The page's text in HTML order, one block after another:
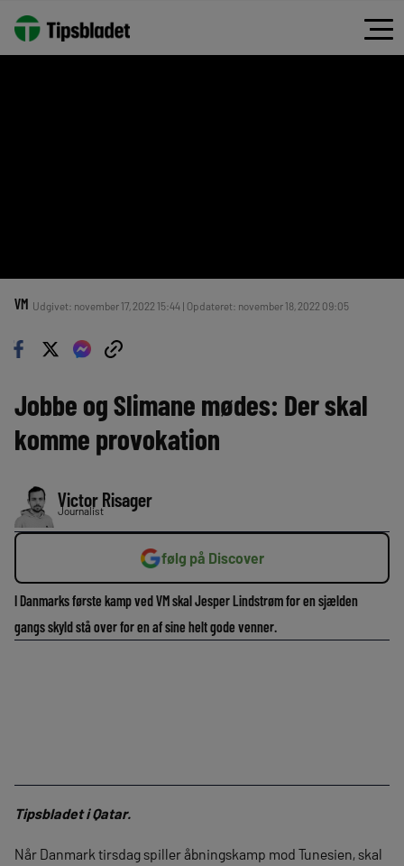
VM Udgivet: november 17, 2022 15:44 | Opdateret: november 18, 2022 09:05
Jobbe og Slimane mødes: Der skal
komme provokation
Victor Risager
Journalist
følg på Discover
I Danmarks første kamp ved VM skal Jesper Lindstrøm for en sjælden
gangs skyld stå over for en af sine helt gode venner.
Tipsbladet i Qatar.
Når Danmark tirsdag spiller åbningskamp mod Tunesien, skal